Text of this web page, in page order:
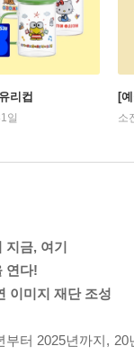
리컵
일
[
소
금, 여기
연다!
이미지 재단 조성
부터 2025년까지,